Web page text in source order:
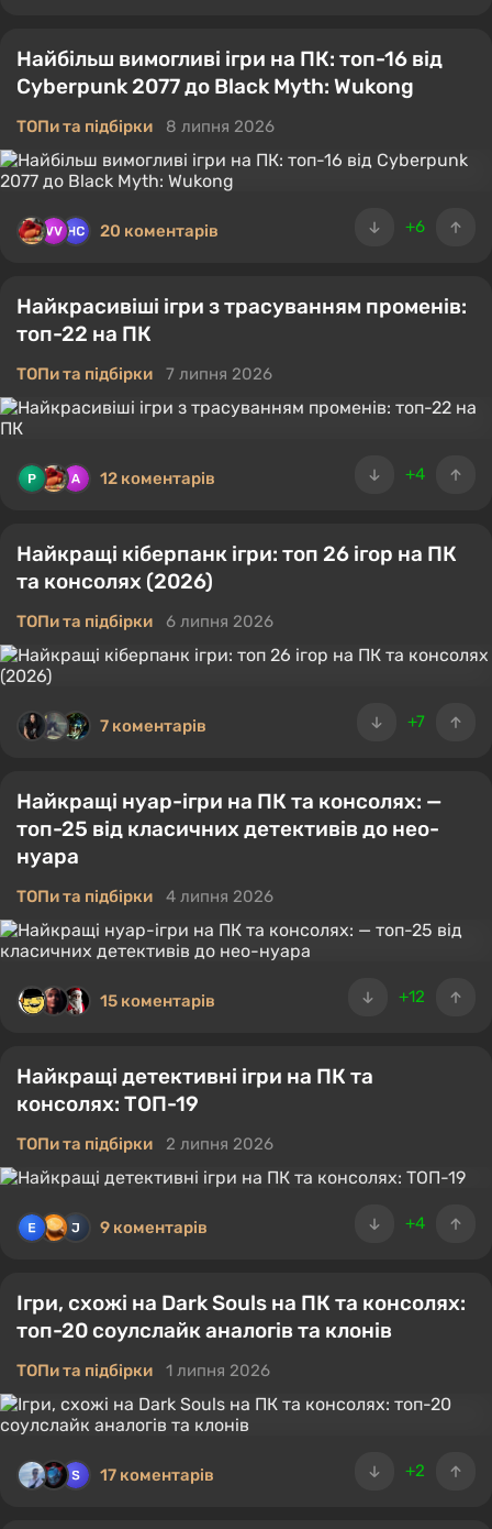
Найбільш вимогливі ігри на ПК: топ-16 від
Cyberpunk 2077 до Black Myth: Wukong
ТОПи та підбірки 8 липня 2026
+6
20 коментарів
Найкрасивіші ігри з трасуванням променів:
топ-22 на ПК
ТОПи та підбірки 7 липня 2026
+4
12 коментарів
Найкращі кіберпанк ігри: топ 26 ігор на ПК
та консолях (2026)
ТОПи та підбірки 6 липня 2026
+7
7 коментарів
Найкращі нуар-ігри на ПК та консолях: —
топ-25 від класичних детективів до нео-
нуара
ТОПи та підбірки 4 липня 2026
+12
15 коментарів
Найкращі детективні ігри на ПК та
консолях: ТОП-19
ТОПи та підбірки 2 липня 2026
+4
9 коментарів
Ігри, схожі на Dark Souls на ПК та консолях:
топ-20 соулслайк аналогів та клонів
ТОПи та підбірки 1 липня 2026
+2
17 коментарів